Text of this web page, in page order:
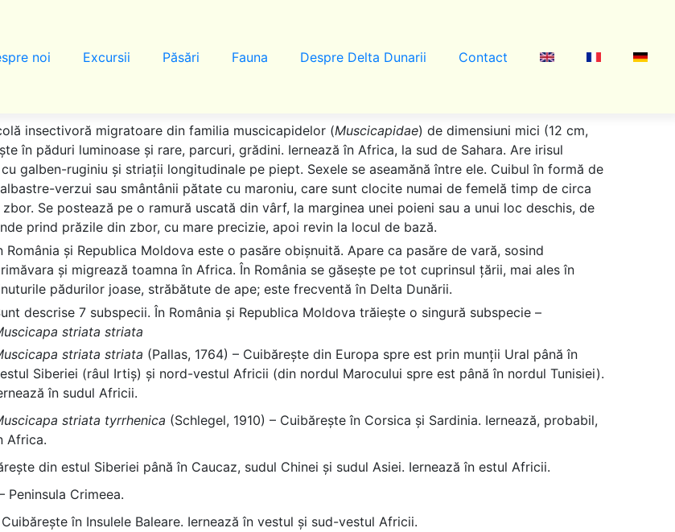
noi Excursii Păsări Fauna Despre Delta Dunarii Contact
insectivoră migratoare din familia muscicapidelor (Muscicapidae) de dimensiuni mici (12 cm,
în păduri luminoase și rare, parcuri, grădini. Iernează în Africa, la sud de Sahara. Are irisul
galben-ruginiu și striații longitudinale pe piept. Sexele se aseamănă între ele. Cuibul în formă de
verzui sau smântânii pătate cu maroniu, care sunt clocite numai de femelă timp de circa
Se postează pe o ramură uscată din vârf, la marginea unei poieni sau a unui loc deschis, de
prind prăzile din zbor, cu mare precizie, apoi revin la locul de bază.
România și Republica Moldova este o pasăre obișnuită. Apare ca pasăre de vară, sosind
și migrează toamna în Africa. În România se găsește pe tot cuprinsul țării, mai ales în
pădurilor joase, străbătute de ape; este frecventă în Delta Dunării.
descrise 7 subspecii. În România și Republica Moldova trăiește o singură subspecie –
striata striata
striata striata (Pallas, 1764) – Cuibărește din Europa spre est prin munții Ural până în
Siberiei (râul Irtiș) și nord-vestul Africii (din nordul Marocului spre est până în nordul Tunisiei).
în sudul Africii.
striata tyrrhenica (Schlegel, 1910) – Cuibărește în Corsica și Sardinia. Iernează, probabil,
Africa.
din estul Siberiei până în Caucaz, sudul Chinei și sudul Asiei. Iernează în estul Africii.
Peninsula Crimeea.
în Insulele Baleare. Iernează în vestul și sud-vestul Africii.